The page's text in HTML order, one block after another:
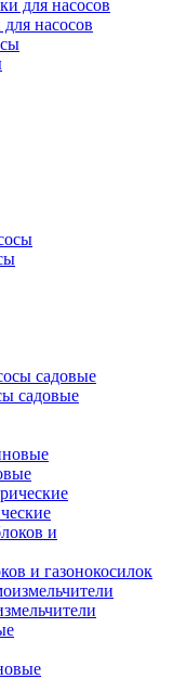
насосов
садовые
и газонокосилок